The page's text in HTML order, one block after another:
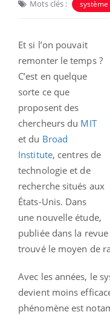
Mots clés :
Et si l’on pouvait
remonter le temps ?
C’est en quelque
sorte ce que
proposent des
chercheurs du MIT
et du Broad
Institute, centres de
technologie et de
recherche situés aux
États-Unis. Dans
une nouvelle étude,
publiée dans la
trouvé le moyen de
Avec les années, le
devient moins
phénomène est